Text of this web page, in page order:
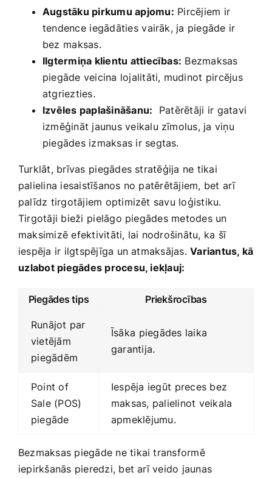
Augstāku ‍pirkumu apjomu: ⁢Pircējiem ir
tendence ⁤iegādāties⁤ vairāk, ‌ja piegāde⁤ ir
bez⁢ maksas.
Ilgtermiņa klientu attiecības: Bezmaksas
piegāde veicina lojalitāti, mudinot⁤ pircējus
atgriezties.
Izvēles paplašināšanu: ⁢ Patērētāji​ ir ⁤gatavi
izmēģināt jaunus veikalu zīmolus, ja viņu
‍piegādes izmaksas ir ‍segtas.
Turklāt, brīvas ⁣piegādes stratēģija ne tikai
palielina iesaistīšanos no patērētājiem, bet ⁤arī
palīdz tirgotājiem optimizēt savu loģistiku.
Tirgotāji bieži ⁣pielāgo piegādes metodes un
maksimizē efektivitāti, lai nodrošinātu,​ ka⁤ šī
iespēja ir ilgtspējīga un atmaksājas.Variantus, kā
⁢uzlabot piegādes procesu, iekļauj:
Piegādes⁢ tips Priekšrocības
Runājot​ par
‍vietējām
⁤piegādēm
Īsāka ⁤piegādes laika
garantija.
Point‌ of​
Sale (POS)
piegāde
Iespēja iegūt ⁤preces ‌bez‌
maksas, palielinot veikala‍
apmeklējumu.
Bezmaksas piegāde ne tikai transformē
iepirkšanās‌ pieredzi, bet arī veido jaunas⁣